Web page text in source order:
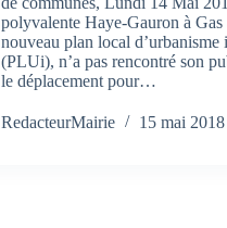
polyvalente Haye-Gauron à Gas
nouveau plan local d’urbanisme
(PLUi), n’a pas rencontré son
le déplacement pour…
RedacteurMairie 15 mai 2018